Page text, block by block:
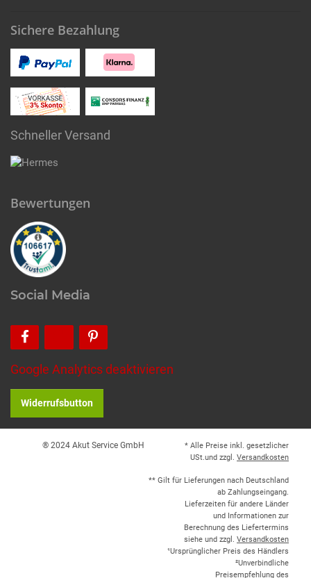
Sichere Bezahlung
Schneller Versand
Bewertungen
Social Media
Google Analytics deaktivieren
Widerrufsbutton
® 2024 Akut Service GmbH
* Alle Preise inkl. gesetzlicher
USt.und zzgl. Versandkosten
** Gilt für Lieferungen nach Deutschland
ab Zahlungseingang.
Lieferzeiten für andere Länder
und Informationen zur
Berechnung des Liefertermins
siehe und zzgl. Versandkosten
¹Ursprünglicher Preis des Händlers
²Unverbindliche
Preisempfehlung des